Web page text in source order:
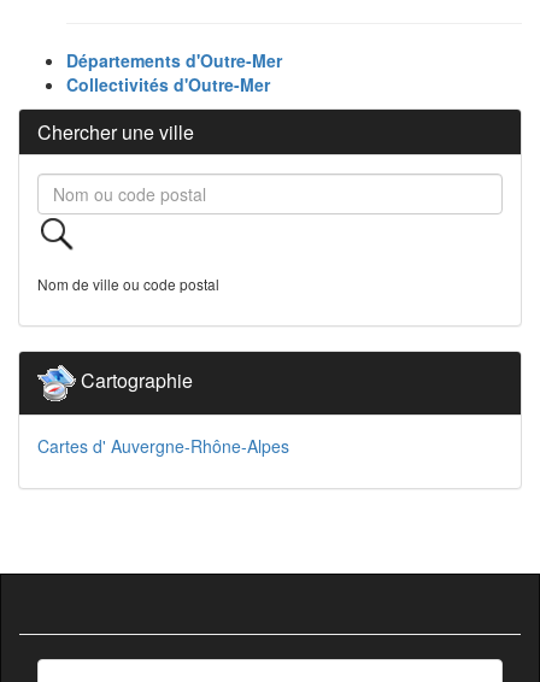
Départements d'Outre-Mer
Collectivités d'Outre-Mer
Chercher une ville
Nom de ville ou code postal
Cartographie
Cartes d' Auvergne-Rhône-Alpes